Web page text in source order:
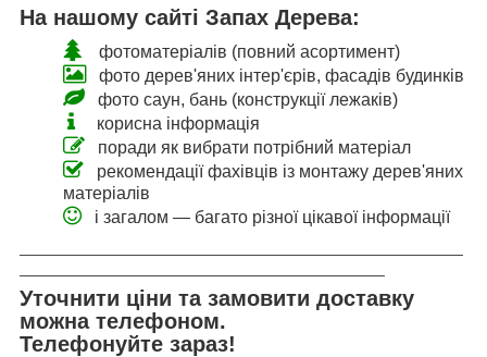
На нашому сайті Запах Дерева:
фотоматеріалів (повний асортимент)
фото дерев'яних інтер'єрів, фасадів будинків
фото саун, бань (конструкції лежаків)
корисна інформація
поради як вибрати потрібний матеріал
рекомендації фахівців із монтажу дерев'яних
матеріалів
і загалом — багато різної цікавої інформації
Уточнити ціни та замовити доставку
можна телефоном.
Телефонуйте зараз!